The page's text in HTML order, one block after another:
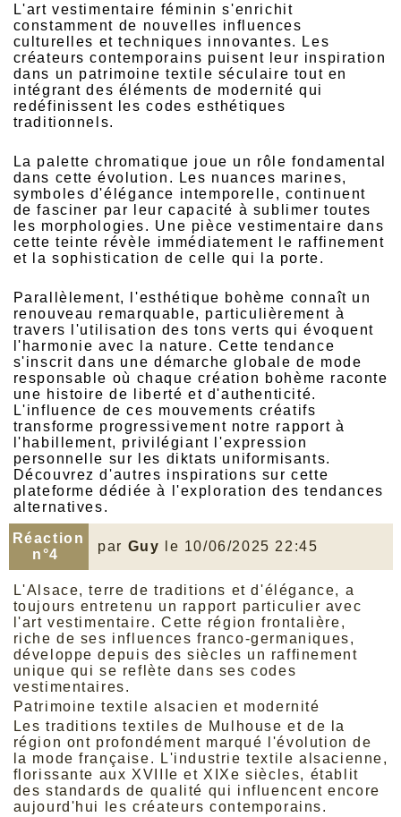
L'art vestimentaire féminin s'enrichit
constamment de nouvelles influences
culturelles et techniques innovantes. Les
créateurs contemporains puisent leur inspiration
dans un patrimoine textile séculaire tout en
intégrant des éléments de modernité qui
redéfinissent les codes esthétiques
traditionnels.
La palette chromatique joue un rôle fondamental
dans cette évolution. Les nuances marines,
symboles d'élégance intemporelle, continuent
de fasciner par leur capacité à sublimer toutes
les morphologies. Une pièce vestimentaire dans
cette teinte révèle immédiatement le raffinement
et la sophistication de celle qui la porte.
Parallèlement, l'esthétique bohème connaît un
renouveau remarquable, particulièrement à
travers l'utilisation des tons verts qui évoquent
l'harmonie avec la nature. Cette tendance
s'inscrit dans une démarche globale de mode
responsable où chaque création bohème raconte
une histoire de liberté et d'authenticité.
L'influence de ces mouvements créatifs
transforme progressivement notre rapport à
l'habillement, privilégiant l'expression
personnelle sur les diktats uniformisants.
Découvrez d'autres inspirations surcette
plateforme dédiée à l'exploration des tendances
alternatives.
Réaction
n°4
par Guy le 10/06/2025 22:45
L'Alsace, terre de traditions et d'élégance, a
toujours entretenu un rapport particulier avec
l'art vestimentaire. Cette région frontalière,
riche de ses influences franco-germaniques,
développe depuis des siècles un raffinement
unique qui se reflète dans ses codes
vestimentaires.
Patrimoine textile alsacien et modernité
Les traditions textiles de Mulhouse et de la
région ont profondément marqué l'évolution de
la mode française. L'industrie textile alsacienne,
florissante aux XVIIIe et XIXe siècles, établit
des standards de qualité qui influencent encore
aujourd'hui les créateurs contemporains.